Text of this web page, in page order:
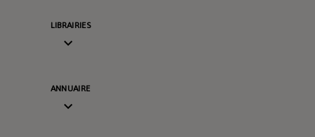
LIBRAIRIES

ANNUAIRE
